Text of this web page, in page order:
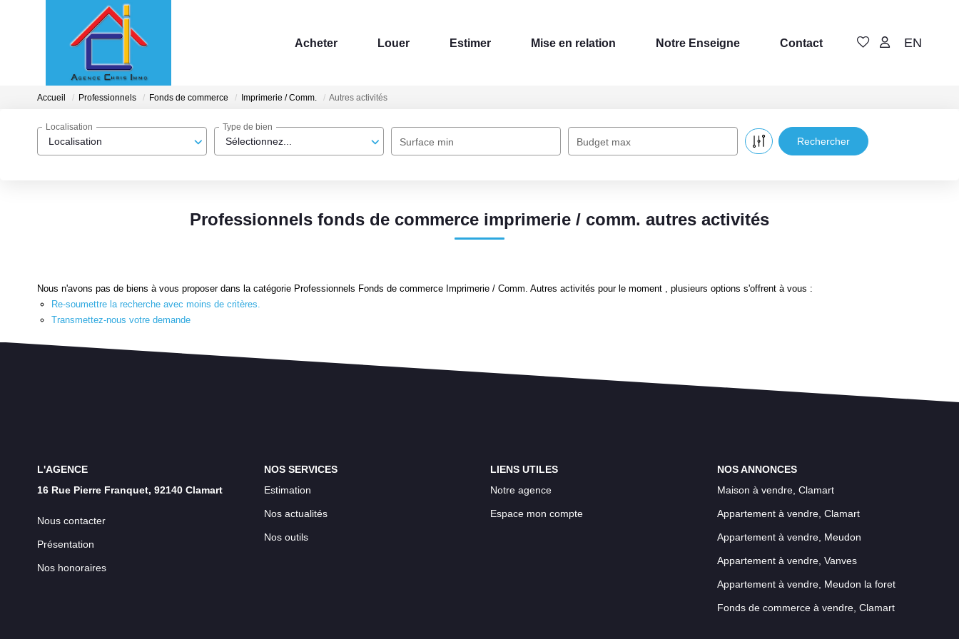
Acheter Louer Estimer Mise en relation Notre Enseigne Contact EN
Accueil Professionnels Fonds de commerce Imprimerie / Comm. Autres activités
Localisation
Localisation
Sélectionnez...
Type de bien
Surface min Budget max
Professionnels fonds de commerce imprimerie / comm. autres activités
Nous n'avons pas de biens à vous proposer dans la catégorie Professionnels Fonds de commerce Imprimerie / Comm. Autres activités pour le moment , plusieurs options s'offrent à vous :
Re-soumettre la recherche avec moins de critères.
Transmettez-nous votre demande
L'AGENCE
16 Rue Pierre Franquet, 92140 Clamart
Nous contacter
Présentation
Nos honoraires
NOS SERVICES
Estimation
Nos actualités
Nos outils
LIENS UTILES
Notre agence
Espace mon compte
NOS ANNONCES
Maison à vendre, Clamart
Appartement à vendre, Clamart
Appartement à vendre, Meudon
Appartement à vendre, Vanves
Appartement à vendre, Meudon la foret
Fonds de commerce à vendre, Clamart